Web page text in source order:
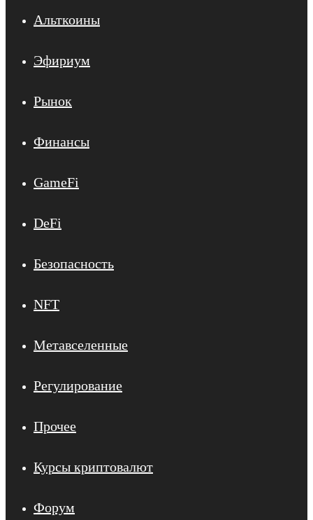
Альткоины
Эфириум
Рынок
Финансы
GameFi
DeFi
Безопасность
NFT
Метавселенные
Регулирование
Прочее
Курсы криптовалют
Форум